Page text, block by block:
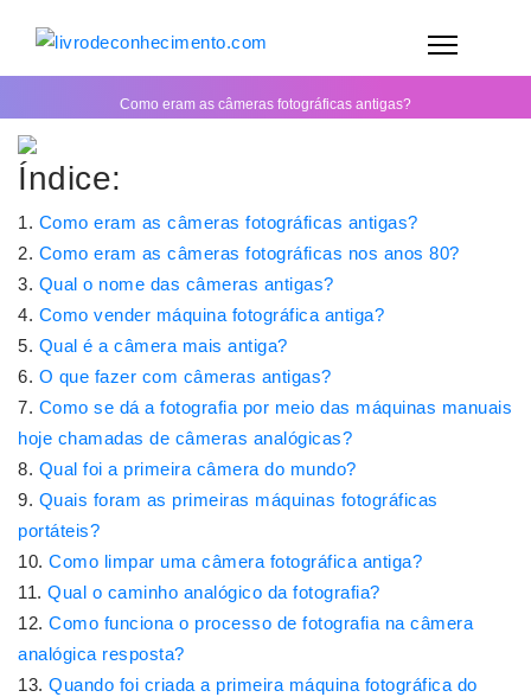
Como eram as câmeras fotográficas antigas?
Índice:
Como eram as câmeras fotográficas antigas?
Como eram as câmeras fotográficas nos anos 80?
Qual o nome das câmeras antigas?
Como vender máquina fotográfica antiga?
Qual é a câmera mais antiga?
O que fazer com câmeras antigas?
Como se dá a fotografia por meio das máquinas manuais
hoje chamadas de câmeras analógicas?
Qual foi a primeira câmera do mundo?
Quais foram as primeiras máquinas fotográficas
portáteis?
Como limpar uma câmera fotográfica antiga?
Qual o caminho analógico da fotografia?
Como funciona o processo de fotografia na câmera
analógica resposta?
Quando foi criada a primeira máquina fotográfica do